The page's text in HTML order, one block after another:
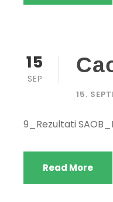
15
SEP
15.
9_Rezultati
Read More